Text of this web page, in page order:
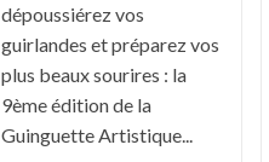
dépoussiérez vos
guirlandes et préparez vos
plus beaux sourires : la
9ème édition de la
Guinguette Artistique...